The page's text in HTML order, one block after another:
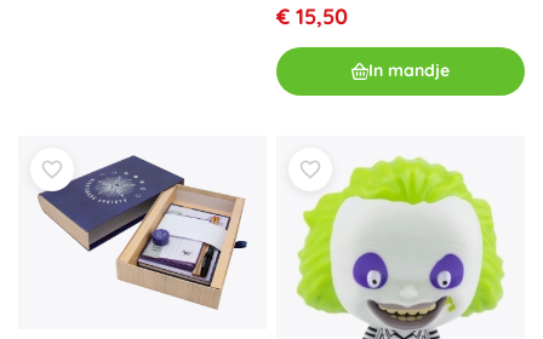
€ 15,50
In mandje